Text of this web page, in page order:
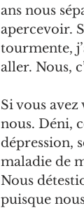
ans nous
apercevoir.
tourmente,
aller. Nous,
Si vous
nous. Déni,
dépression,
maladie de
Nous
puisque